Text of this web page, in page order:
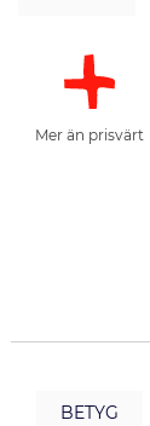
Mer än prisvärt
BETYG